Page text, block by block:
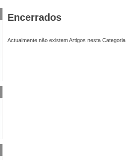
Encerrados
Actualmente não existem Artigos nesta Categoria.